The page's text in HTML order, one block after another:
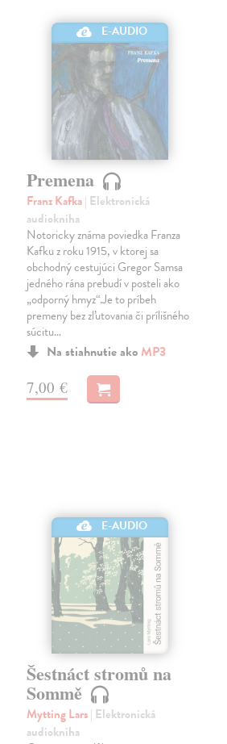
E-AUDIO
Premena
Franz Kafka| Elektronická
audiokniha
Notoricky známa poviedka Franza
Kafku z roku 1915, v ktorej sa
obchodný cestujúci Gregor Samsa
jedného rána prebudí v posteli ako
„odporný hmyz“.Je to príbeh
premeny bez zľutovania či prílišného
súcitu…
Na stiahnutie ako MP3
7,00 €
E-AUDIO
Šestnáct stromů na
Sommě
Mytting Lars| Elektronická
audiokniha